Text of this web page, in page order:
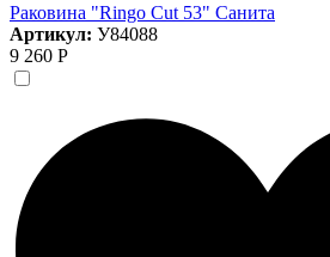
Раковина "Ringo Cut 53" Санита
Артикул: У84088
9 260 Р